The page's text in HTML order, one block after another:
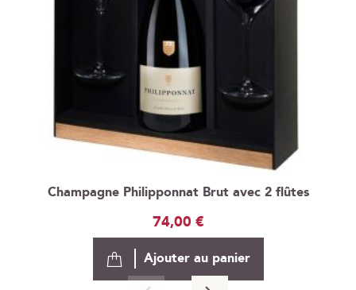
Champagne Philipponnat Brut avec 2 flûtes
74,00 €
Ajouter au panier